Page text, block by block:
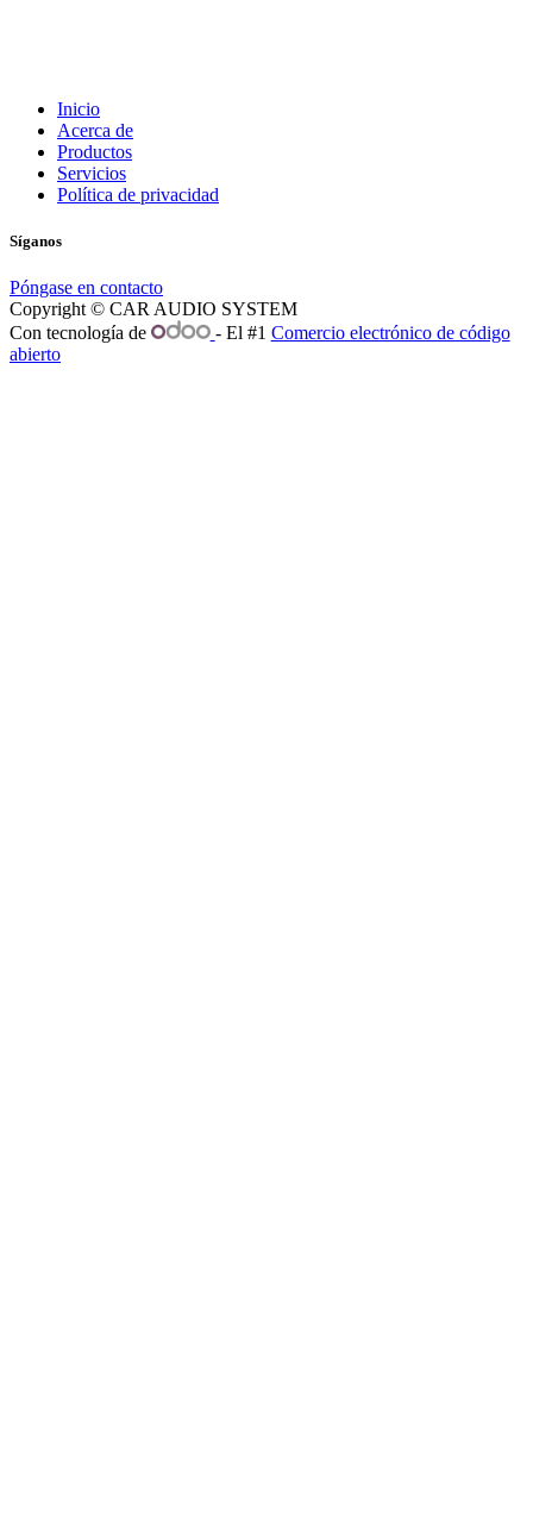
Inicio
Acerca de
Productos
Servicios
Política de privacidad
Síganos
Póngase en contacto
Copyright © CAR AUDIO SYSTEM
Con tecnología de
- El #1 Comercio electrónico de código
abierto